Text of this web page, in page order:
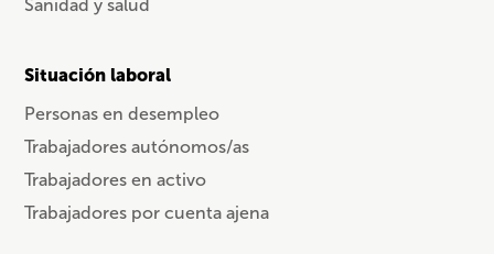
Sanidad y salud
Situación laboral
Personas en desempleo
Trabajadores autónomos/as
Trabajadores en activo
Trabajadores por cuenta ajena